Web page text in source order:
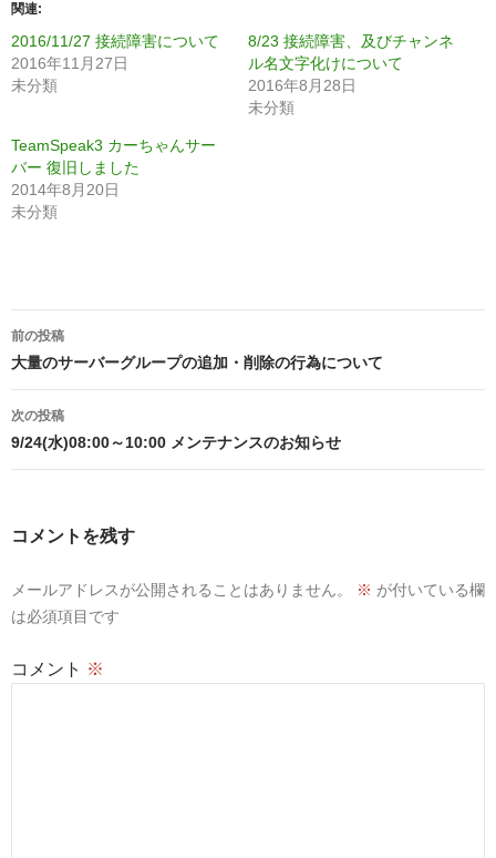
関連
2016/11/27 接続障害について
2016年11月27日
未分類
8/23 接続障害、及びチャンネ
ル名文字化けについて
2016年8月28日
未分類
TeamSpeak3 カーちゃんサー
バー 復旧しました
2014年8月20日
未分類
投
稿
ナ
ビ
ョ
前の投稿
大量のサーバーグループの追加・削除の行為について
次の投稿
9/24(水)08:00～10:00 メンテナンスのお知らせ
コメントを残す
メールアドレスが公開されることはありません。 ※ が付いている欄
は必須項目です
コメント ※